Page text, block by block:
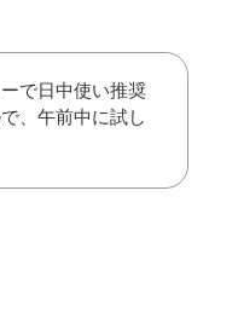
で日中使い推奨
、午前中に試し